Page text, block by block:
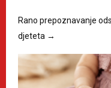
Rano prepoznavanje
djeteta →